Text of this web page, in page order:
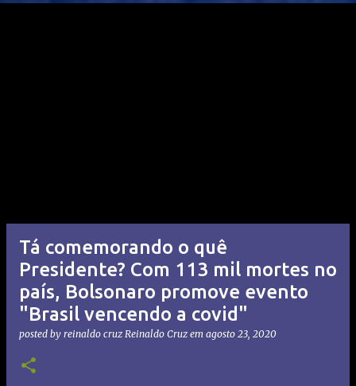
Tá comemorando o quê
Presidente? Com 113 mil mortes no
país, Bolsonaro promove evento
"Brasil vencendo a covid"
posted by reinaldo cruz Reinaldo Cruz em agosto 23, 2020